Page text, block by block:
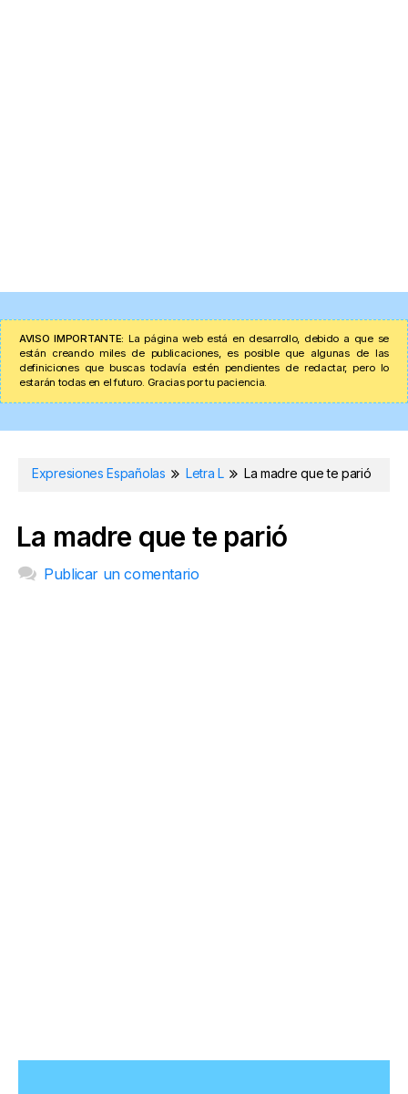
AVISO IMPORTANTE: La página web está en desarrollo, debido a que se
están creando miles de publicaciones, es posible que algunas de las
definiciones que buscas todavía estén pendientes de redactar, pero lo
estarán todas en el futuro. Gracias por tu paciencia.
Expresiones Españolas Letra L La madre que te parió
La madre que te parió
Publicar un comentario